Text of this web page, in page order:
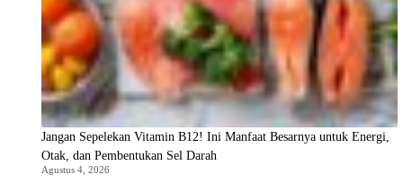
Jangan Sepelekan Vitamin B12! Ini Manfaat Besarnya untuk Energi,
Otak, dan Pembentukan Sel Darah
Agustus 4, 2026